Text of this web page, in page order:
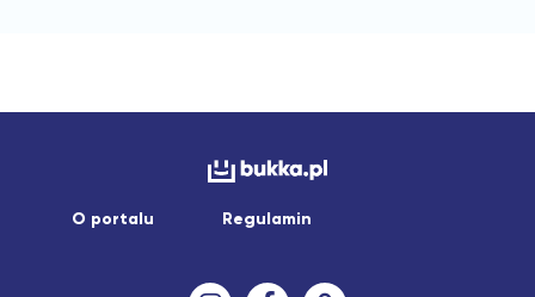
O portalu Regulamin